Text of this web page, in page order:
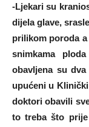
-Ljekari su
dijela glave,
prilikom poroda
snimkama
obavljena su
upućeni u
doktori obavili
to treba što